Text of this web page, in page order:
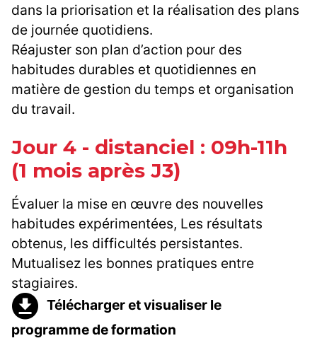
dans la priorisation et la réalisation des plans
de journée quotidiens.
Réajuster son plan d’action pour des
habitudes durables et quotidiennes en
matière de gestion du temps et organisation
du travail.
Jour 4 - distanciel : 09h-11h
(1 mois après J3)
Évaluer la mise en œuvre des nouvelles
habitudes expérimentées, Les résultats
obtenus, les difficultés persistantes.
Mutualisez les bonnes pratiques entre
stagiaires.
Télécharger et visualiser le
programme de formation